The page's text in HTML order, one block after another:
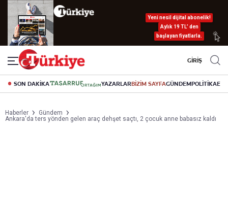
Yeni nesil dijital abonelik!
Aylık 19 TL’ den
başlayan fiyatlarla.
GİRİŞ
SON DAKİKA YAZARLARBİZİM SAYFAGÜNDEMPOLİTİKA
Haberler
Gündem
Ankara'da ters yönden gelen araç dehşet saçtı, 2 çocuk anne babasız kaldı